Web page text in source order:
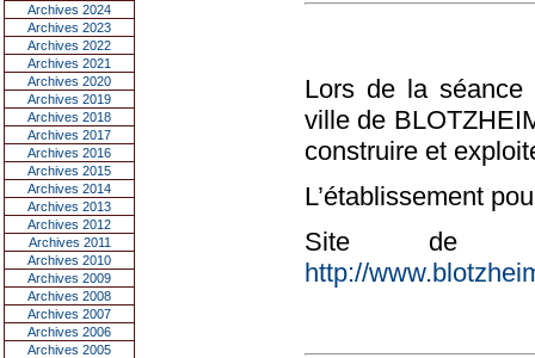
Archives 2024
Archives 2023
Archives 2022
Archives 2021
Archives 2020
Archives 2019
Archives 2018
Archives 2017
Archives 2016
Archives 2015
Archives 2014
Archives 2013
Archives 2012
Archives 2011
Archives 2010
Archives 2009
Archives 2008
Archives 2007
Archives 2006
Archives 2005
Lors de la
ville de
construire et
L’établissement
Site de la
http://